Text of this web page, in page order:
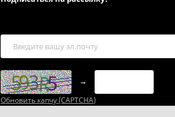
→
Обновить капчу (CAPTCHA)